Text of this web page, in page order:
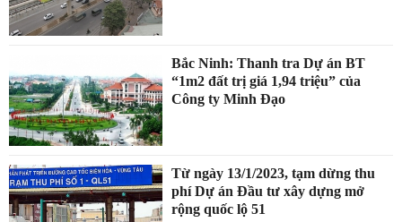
Bắc Ninh: Thanh tra Dự án BT
“1m2 đất trị giá 1,94 triệu” của
Công ty Minh Đạo
Từ ngày 13/1/2023, tạm dừng thu
phí Dự án Đầu tư xây dựng mở
rộng quốc lộ 51